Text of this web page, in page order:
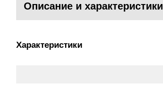
Описание и характеристики
Характеристики